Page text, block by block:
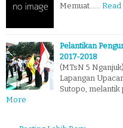
Memuat...…
Pelantikan
2017-2018
(MTsN 5
Lapangan
Sutopo, melantik
More